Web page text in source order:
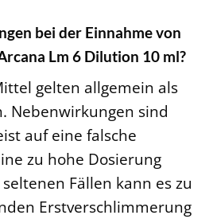
bei der Einnahme von
Lm 6 Dilution 10 ml?
gelten allgemein als
Nebenwirkungen sind
auf eine falsche
zu hohe Dosierung
Fällen kann es zu
Erstverschlimmerung